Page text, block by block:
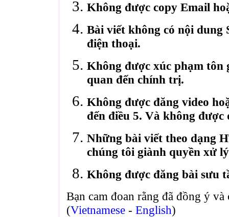
Không được copy Email
Bài viết không có nội dung
điện thoại.
Không được xúc phạm tôn
quan đến chính trị.
Không được đăng video
đến điều 5. Và không
Những bài viết theo dạng
chúng tôi giành quyền xử
Không được đăng bài sưu
Bạn cam đoan rằng đã đồng ý
(Vietnamese - English)